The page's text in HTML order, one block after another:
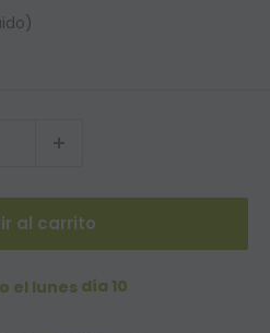
al carrito
el lunes día 10